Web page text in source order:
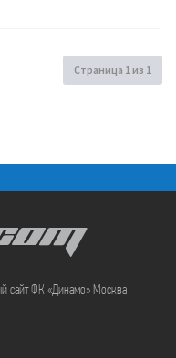
Страница 1из 1
сайт ФК «Динамо» Москва